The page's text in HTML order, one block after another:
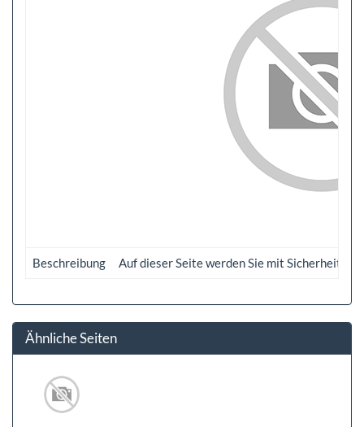
Beschreibung Auf dieser Seite werden Sie mit Sicherheit
Ähnliche Seiten